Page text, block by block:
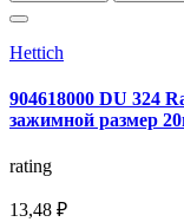
Hettich
904618000 DU 324
зажимной размер
rating
13,48 ₽